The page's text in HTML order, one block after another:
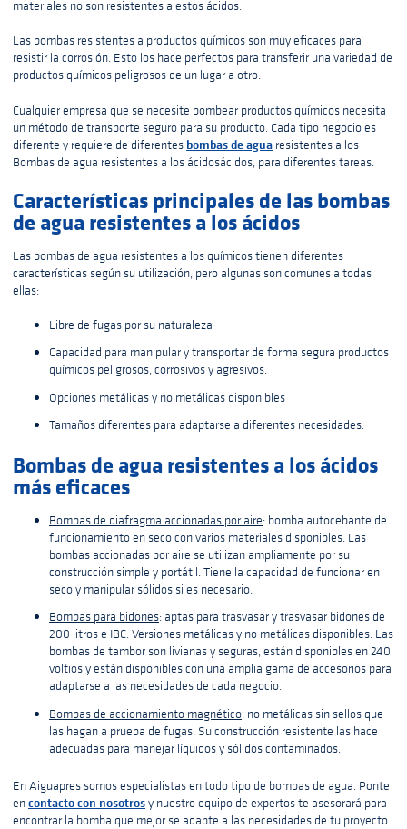
materiales no son resistentes a estos ácidos.
Las bombas resistentes a productos químicos son muy eficaces para
resistir la corrosión. Esto los hace perfectos para transferir una variedad de
productos químicos peligrosos de un lugar a otro.
Cualquier empresa que se necesite bombear productos químicos necesita
un método de transporte seguro para su producto. Cada tipo negocio es
diferente y requiere de diferentes bombas de agua resistentes a los
Bombas de agua resistentes a los ácidosácidos, para diferentes tareas.
Características principales de las bombas
de agua resistentes a los ácidos
Las bombas de agua resistentes a los químicos tienen diferentes
características según su utilización, pero algunas son comunes a todas
ellas:
Libre de fugas por su naturaleza
Capacidad para manipular y transportar de forma segura productos
químicos peligrosos, corrosivos y agresivos.
Opciones metálicas y no metálicas disponibles
Tamaños diferentes para adaptarse a diferentes necesidades.
Bombas de agua resistentes a los ácidos
más eficaces
Bombas de diafragma accionadas por aire: bomba autocebante de
funcionamiento en seco con varios materiales disponibles. Las
bombas accionadas por aire se utilizan ampliamente por su
construcción simple y portátil. Tiene la capacidad de funcionar en
seco y manipular sólidos si es necesario.
Bombas para bidones: aptas para trasvasar y trasvasar bidones de
200 litros e IBC. Versiones metálicas y no metálicas disponibles. Las
bombas de tambor son livianas y seguras, están disponibles en 240
voltios y están disponibles con una amplia gama de accesorios para
adaptarse a las necesidades de cada negocio.
Bombas de accionamiento magnético: no metálicas sin sellos que
las hagan a prueba de fugas. Su construcción resistente las hace
adecuadas para manejar líquidos y sólidos contaminados.
En Aiguapres somos especialistas en todo tipo de bombas de agua. Ponte
encontacto con nosotrosy nuestro equipo de expertos te asesorará para
encontrar la bomba que mejor se adapte a las necesidades de tu proyecto.